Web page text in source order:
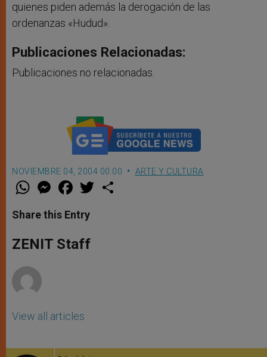
quienes piden además la derogación de las
ordenanzas «Hudud».
Publicaciones Relacionadas:
Publicaciones no relacionadas.
NOVIEMBRE 04, 2004 00:00 ARTE Y CULTURA
W
t
s
p
p
M
e
s
e
g
e
F
a
e
b
o
k
w
Share this Entry
ZENIT Staff
View all articles